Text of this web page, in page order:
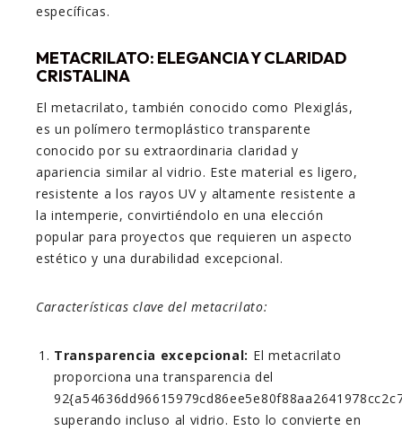
específicas.
METACRILATO: ELEGANCIA Y CLARIDAD
CRISTALINA
El metacrilato, también conocido como Plexiglás,
es un polímero termoplástico transparente
conocido por su extraordinaria claridad y
apariencia similar al vidrio. Este material es ligero,
resistente a los rayos UV y altamente resistente a
la intemperie, convirtiéndolo en una elección
popular para proyectos que requieren un aspecto
estético y una durabilidad excepcional.
Características clave del metacrilato:
Transparencia excepcional: El metacrilato
proporciona una transparencia del
superando incluso al vidrio. Esto lo convierte en